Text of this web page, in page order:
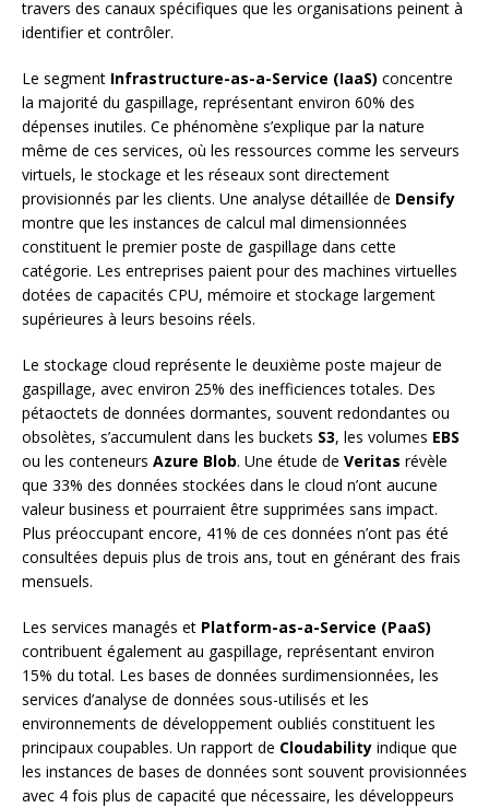
travers des canaux spécifiques que les organisations peinent à
identifier et contrôler.
Le segment Infrastructure-as-a-Service (IaaS) concentre
la majorité du gaspillage, représentant environ 60% des
dépenses inutiles. Ce phénomène s’explique par la nature
même de ces services, où les ressources comme les serveurs
virtuels, le stockage et les réseaux sont directement
provisionnés par les clients. Une analyse détaillée de Densify
montre que les instances de calcul mal dimensionnées
constituent le premier poste de gaspillage dans cette
catégorie. Les entreprises paient pour des machines virtuelles
dotées de capacités CPU, mémoire et stockage largement
supérieures à leurs besoins réels.
Le stockage cloud représente le deuxième poste majeur de
gaspillage, avec environ 25% des inefficiences totales. Des
pétaoctets de données dormantes, souvent redondantes ou
obsolètes, s’accumulent dans les buckets S3, les volumes EBS
ou les conteneurs Azure Blob. Une étude de Veritas révèle
que 33% des données stockées dans le cloud n’ont aucune
valeur business et pourraient être supprimées sans impact.
Plus préoccupant encore, 41% de ces données n’ont pas été
consultées depuis plus de trois ans, tout en générant des frais
mensuels.
Les services managés et Platform-as-a-Service (PaaS)
contribuent également au gaspillage, représentant environ
15% du total. Les bases de données surdimensionnées, les
services d’analyse de données sous-utilisés et les
environnements de développement oubliés constituent les
principaux coupables. Un rapport de Cloudability indique que
les instances de bases de données sont souvent provisionnées
avec 4 fois plus de capacité que nécessaire, les développeurs